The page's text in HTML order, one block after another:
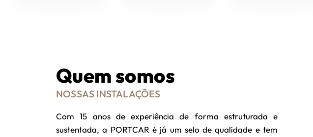
Quem somos
NOSSAS INSTALAÇÕES
Com 15 anos de experiência de forma estruturada e
sustentada, a PORTCAR é já um selo de qualidade e tem